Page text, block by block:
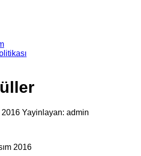
Yayinlayan: admin
2016